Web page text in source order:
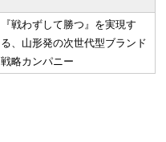
『戦わずして勝つ』を実現す
る、山形発の次世代型ブランド
戦略カンパニー